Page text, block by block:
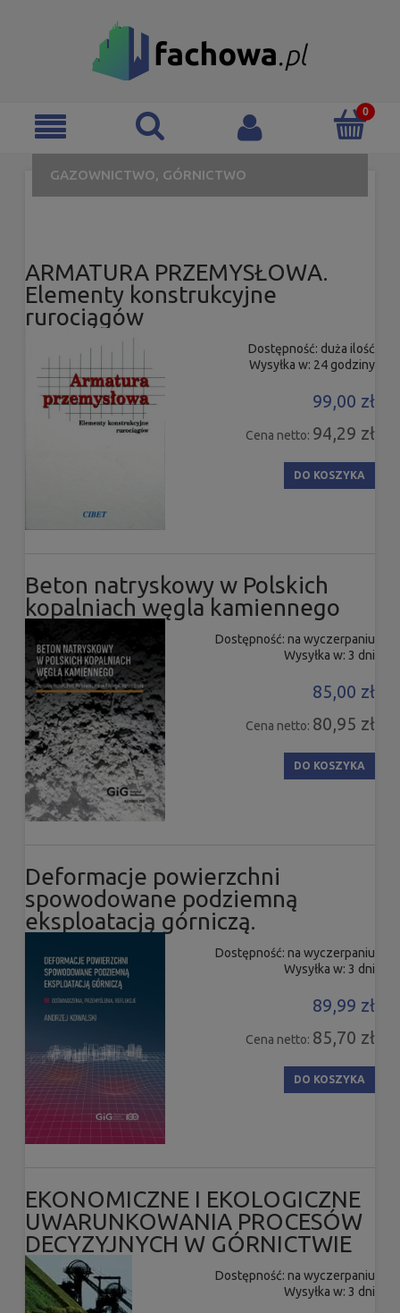
GAZOWNICTWO, GÓRNICTWO
ARMATURA PRZEMYSŁOWA.
Elementy konstrukcyjne
rurociągów
Dostępność: duża ilość
Wysyłka w: 24 godziny
99,00 zł
Cena netto: 94,29 zł
DO KOSZYKA
Beton natryskowy w Polskich
kopalniach węgla kamiennego
Dostępność: na wyczerpaniu
Wysyłka w: 3 dni
85,00 zł
Cena netto: 80,95 zł
DO KOSZYKA
Deformacje powierzchni
spowodowane podziemną
eksploatacją górniczą.
Dostępność: na wyczerpaniu
Wysyłka w: 3 dni
89,99 zł
Cena netto: 85,70 zł
DO KOSZYKA
EKONOMICZNE I EKOLOGICZNE
UWARUNKOWANIA PROCESÓW
DECYZYJNYCH W GÓRNICTWIE
Dostępność: na wyczerpaniu
Wysyłka w: 3 dni